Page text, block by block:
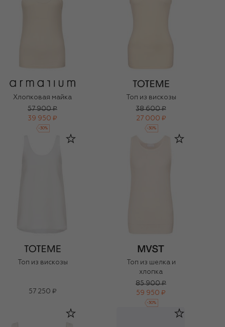
Хлопковая майка
57 900 ₽
39 950 ₽
-30%
Топ из вискозы
38 600 ₽
27 000 ₽
-30%
Топ из вискозы
57 250 ₽
Топ из шелка и
хлопка
85 900 ₽
59 950 ₽
-30%